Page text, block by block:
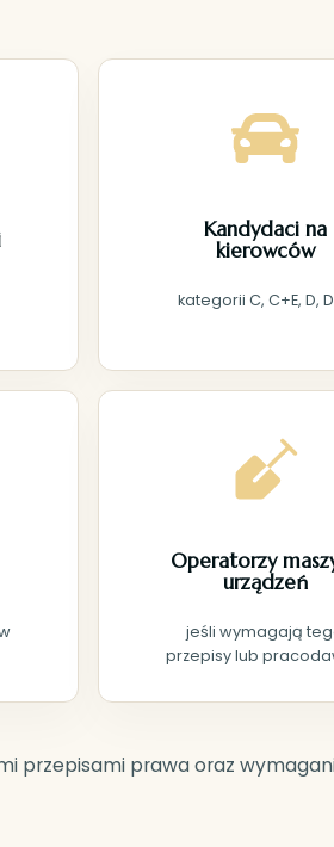
Kandydaci na
kierowców
kategorii C, C+E, D,
Operatorzy
urządzeń
jeśli wymagają
przepisy lub
przepisami prawa oraz